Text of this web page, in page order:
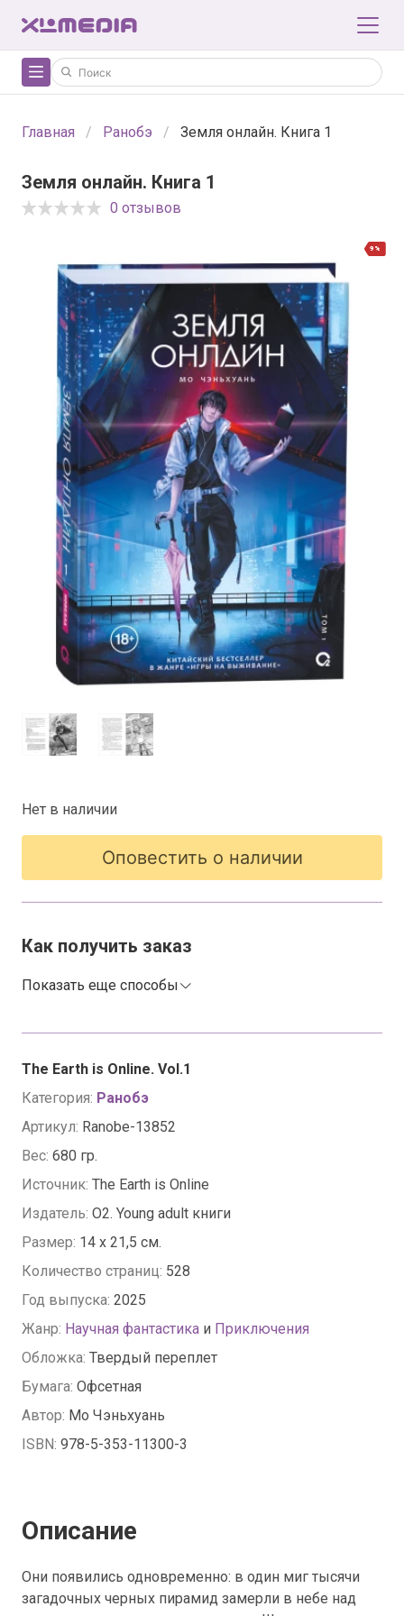
Главная Ранобэ Земля онлайн. Книга 1
Земля онлайн. Книга 1
0 отзывов
9%
The Earth is Online. Vol.1
Категория: Ранобэ
Артикул: Ranobe-13852
Вес: 680 гр.
Источник: The Earth is Online
Издатель: O2. Young adult книги
Размер: 14 x 21,5 см.
Количество страниц: 528
Год выпуска: 2025
Жанр: Научная фантастика и Приключения
Обложка: Твердый переплет
Бумага: Офсетная
Автор: Мо Чэньхуань
ISBN: 978-5-353-11300-3
Нет в наличии
Оповестить о наличии
Как получить заказ
Показать еще способы
Описание
Они появились одновременно: в один миг тысячи
загадочных черных пирамид замерли в небе над